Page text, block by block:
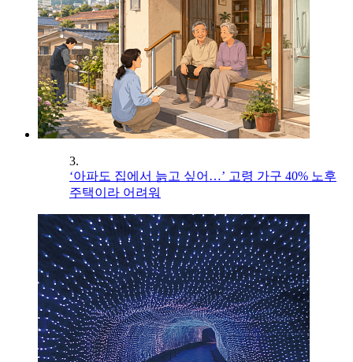
3.
‘아파도 집에서 늙고 싶어…’ 고령 가구 40% 노후
주택이라 어려워